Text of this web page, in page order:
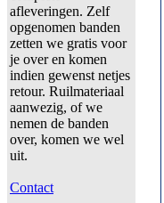
afleveringen. Zelf
opgenomen banden
zetten we gratis voor
je over en komen
indien gewenst netjes
retour. Ruilmateriaal
aanwezig, of we
nemen de banden
over, komen we wel
uit.
Contact